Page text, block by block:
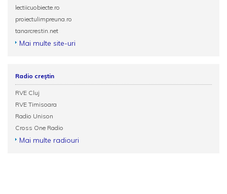
lectiicuobiecte.ro
proiectulimpreuna.ro
tanarcrestin.net
Mai multe site-uri
Radio creștin
RVE Cluj
RVE Timisoara
Radio Unison
Cross One Radio
Mai multe radiouri